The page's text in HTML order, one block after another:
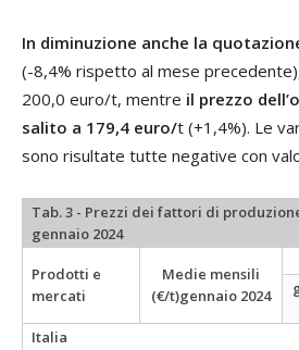
In diminuzione anche la
(-8,4% rispetto al mese
200,0 euro/t, mentre il prezzo
salito a 179,4 euro/t (+1,4%). Le
sono risultate tutte negative con
Tab. 3 - Prezzi dei fattori di
gennaio 2024
Prodotti e
mercati
Medie mensili
(€/t)gennaio 2024
Italia